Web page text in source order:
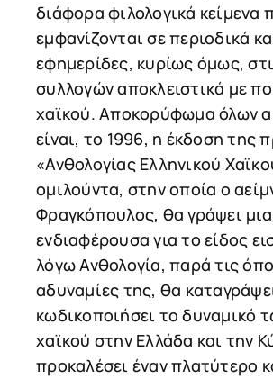
διάφορα φιλολογικά κείμενα
εμφανίζονται σε περιοδικά
εφημερίδες, κυρίως όμως,
συλλογών αποκλειστικά με
χαϊκού. Αποκορύφωμα όλων
είναι, το 1996, η έκδοση της
«Ανθολογίας Ελληνικού
ομιλούντα, στην οποία ο
Φραγκόπουλος, θα γράψει μια
ενδιαφέρουσα για το είδος
λόγω Ανθολογία, παρά τις
αδυναμίες της, θα
κωδικοποιήσει το δυναμικό
χαϊκού στην Ελλάδα και την
προκαλέσει έναν πλατύτερο